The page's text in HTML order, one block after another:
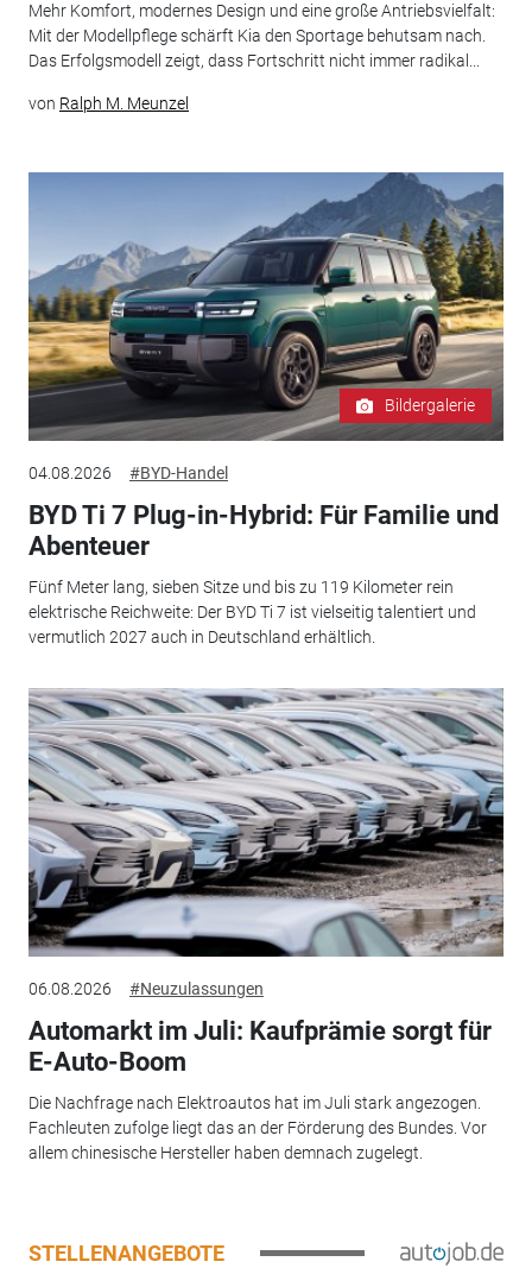
Mehr Komfort, modernes Design und eine große Antriebsvielfalt:
Mit der Modellpflege schärft Kia den Sportage behutsam nach.
Das Erfolgsmodell zeigt, dass Fortschritt nicht immer radikal...
von Ralph M. Meunzel
Bildergalerie
04.08.2026 #BYD-Handel
BYD Ti 7 Plug-in-Hybrid: Für Familie und
Abenteuer
Fünf Meter lang, sieben Sitze und bis zu 119 Kilometer rein
elektrische Reichweite: Der BYD Ti 7 ist vielseitig talentiert und
vermutlich 2027 auch in Deutschland erhältlich.
06.08.2026 #Neuzulassungen
Automarkt im Juli: Kaufprämie sorgt für
E-Auto-Boom
Die Nachfrage nach Elektroautos hat im Juli stark angezogen.
Fachleuten zufolge liegt das an der Förderung des Bundes. Vor
allem chinesische Hersteller haben demnach zugelegt.
STELLENANGEBOTE